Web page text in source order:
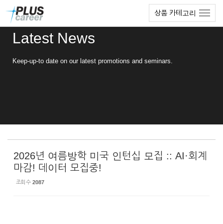
상품 카테고리
Latest News
Keep-up-to date on our latest promotions and seminars.
2026년 여름방학 미국 인턴십 모집 :: AI·회계
마감! 데이터 모집중!
조회 수 2087